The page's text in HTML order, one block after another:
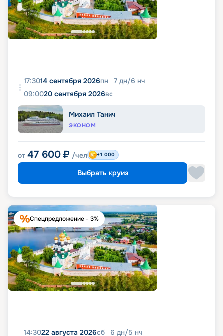
17:3014 сентября 2026пн 7 дн/6 нч
09:0020 сентября 2026вс
Михаил Танич
ЭКОНОМ
от 47 600 ₽ /чел +1 000
Выбрать круиз
Спецпредложение - 3%
14:3022 августа 2026сб 6 дн/5 нч